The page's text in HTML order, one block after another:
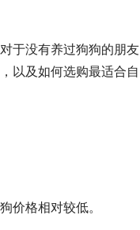
于没有养过狗狗的朋友
，以及如何选购最适合自
格相对较低。